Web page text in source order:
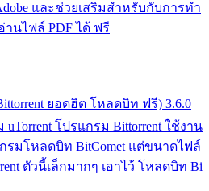
และช่วยเสริมสำหรับกับการทำ
านไฟล์ PDF ได้ ฟรี
ยอดฮิต โหลดบิท ฟรี) 3.6.0
โปรแกรม Bittorrent ใช้งาน
รมโหลดบิท BitComet แต่ขนาดไฟล์
ตัวนี้เล็กมากๆ เอาไว้ โหลดบิท Bi